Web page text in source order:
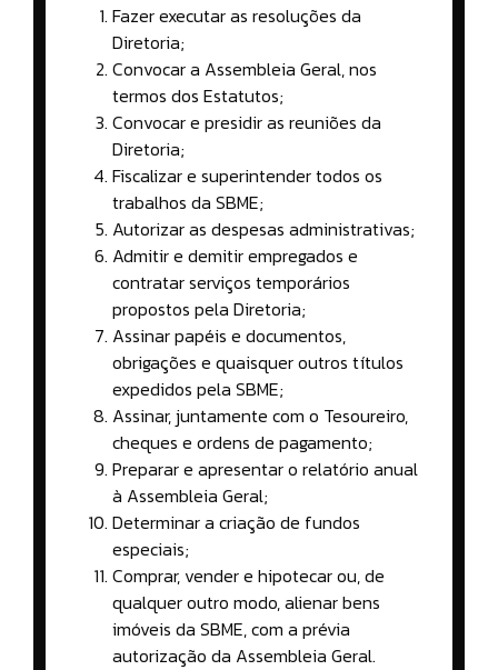
Fazer executar as resoluções da
Diretoria;
Convocar a Assembleia Geral, nos
termos dos Estatutos;
Convocar e presidir as reuniões da
Diretoria;
Fiscalizar e superintender todos os
trabalhos da SBME;
Autorizar as despesas administrativas;
Admitir e demitir empregados e
contratar serviços temporários
propostos pela Diretoria;
Assinar papéis e documentos,
obrigações e quaisquer outros títulos
expedidos pela SBME;
Assinar, juntamente com o Tesoureiro,
cheques e ordens de pagamento;
Preparar e apresentar o relatório anual
à Assembleia Geral;
Determinar a criação de fundos
especiais;
Comprar, vender e hipotecar ou, de
qualquer outro modo, alienar bens
imóveis da SBME, com a prévia
autorização da Assembleia Geral.